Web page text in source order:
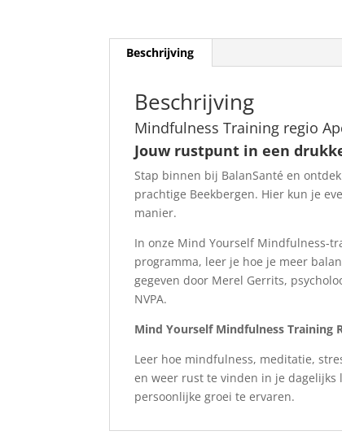
Beschrijving
Beschrijving
Mindfulness Training regio
Jouw rustpunt in een
Stap binnen bij BalanSanté en
prachtige Beekbergen. Hier kun je
manier.
In onze Mind Yourself Mindfulness-
programma, leer je hoe je meer
gegeven door Merel Gerrits,
NVPA.
Mind Yourself Mindfulness Training
Leer hoe mindfulness, meditatie,
en weer rust te vinden in je dagelijks
persoonlijke groei te ervaren.